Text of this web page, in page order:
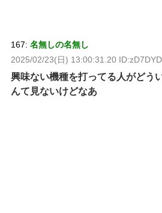
167: 名無しの名無し
2025/02/23(日) 13:00:31.20
興味ない機種を打ってる人がどう
んて見ないけどなあ